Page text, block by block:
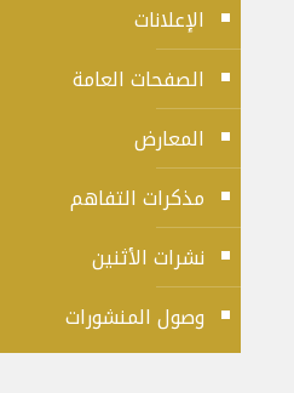
الإعلانات
الصفحات العامة
المعارض
مذكرات التفاهم
نشرات الأثنين
وصول المنشورات